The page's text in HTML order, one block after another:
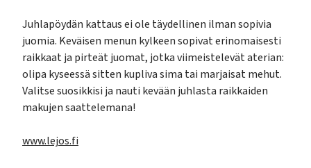
Juhlapöydän kattaus ei ole täydellinen ilman sopivia
juomia. Keväisen menun kylkeen sopivat erinomaisesti
raikkaat ja pirteät juomat, jotka viimeistelevät aterian:
olipa kyseessä sitten kupliva sima tai marjaisat mehut.
Valitse suosikkisi ja nauti kevään juhlasta raikkaiden
makujen saattelemana!
www.lejos.fi